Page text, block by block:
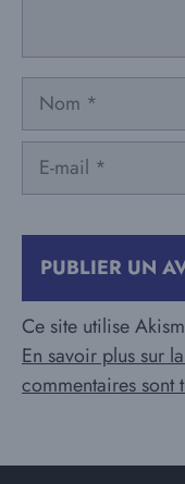
Nom
mail
Ce site utilise
En savoir plus sur
commentaires sont